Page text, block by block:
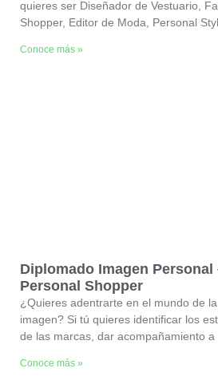
quieres ser Diseñador de Vestuario,
Shopper, Editor de Moda, Personal
Conoce más »
Diplomado Imagen
Personal Shopper
¿Quieres adentrarte en el mundo de
imagen? Si tú quieres identificar los
de las marcas, dar acompañamiento a
Conoce más »